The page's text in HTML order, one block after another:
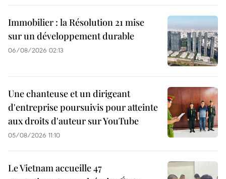
Immobilier : la Résolution 21 mise
sur un développement durable
06/08/2026 02:13
Une chanteuse et un dirigeant
d'entreprise poursuivis pour atteinte
aux droits d'auteur sur YouTube
05/08/2026 11:10
Le Vietnam accueille 47